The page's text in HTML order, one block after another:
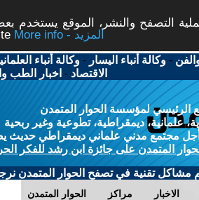
التصفح والنشر، الموقع يستخدم
More info - المزيد
-وكالة أنباء اليسار -وكالة أنباء
الاقتصاد - اخبار الطب
الرئيسي لمؤسسة الحوار المتمدن
علمانية، ديمقراطية، تطوعية وغير ربحية
مجتمع مدني علماني ديمقراطي حديث
المتمدن على جائزة ابن رشد للفكر
مشاكل تقنية في تصفح الحوار المتمدن
الحوار المتمدن مراكز الاخبار